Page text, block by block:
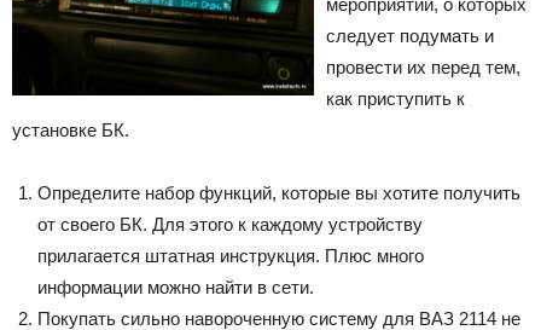
следует подумать и
провести их перед тем,
как приступить к
установке БК.
Определите набор функций, которые вы хотите получить
от своего БК. Для этого к каждому устройству
прилагается штатная инструкция. Плюс много
информации можно найти в сети.
Покупать сильно навороченную систему для ВАЗ 2114 не